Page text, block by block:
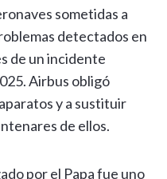
sometidas a
detectados en
de un incidente
Airbus obligó
y a sustituir
de ellos.
por el Papa fue uno